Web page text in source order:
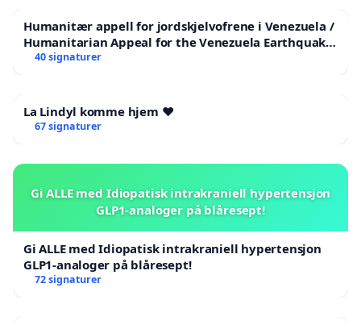
Humanitær appell for jordskjelvofrene i Venezuela /
Humanitarian Appeal for the Venezuela Earthquake
Victims
40 signaturer
La Lindyl komme hjem ❤️
67 signaturer
Gi ALLE med Idiopatisk intrakraniell hypertensjon
GLP1-analoger på blåresept!
Gi ALLE med Idiopatisk intrakraniell hypertensjon
GLP1-analoger på blåresept!
72 signaturer